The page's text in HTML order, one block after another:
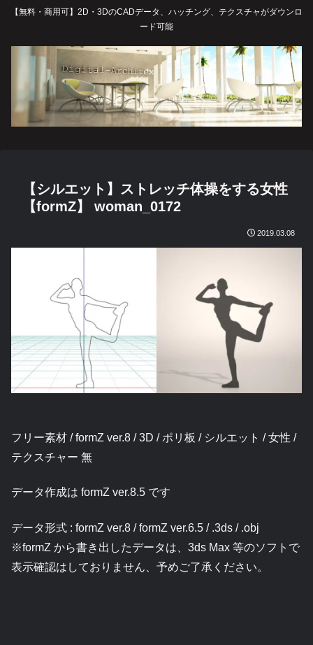
【無料・商用可】2D・3DのCADデータ、ハッチング、テクスチャがダウンロ
ード可能
【シルエット】ストレッチ体操をする女性
【formZ】 woman_0172
2019.03.08
フリー素材 / formZ ver.8 / 3D / ポリ板 / シルエット / 女性 /
テクスチャー 無
データ作成は formZ ver.8.5 です
データ形式 : formZ ver.8 / formZ ver.6.5 / .3ds / .obj
※formZ から書き出したデータは、3ds Max 等のソフトで
表示確認はしておりません、予めご了承ください。